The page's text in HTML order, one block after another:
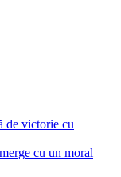
de victorie cu
cu un moral